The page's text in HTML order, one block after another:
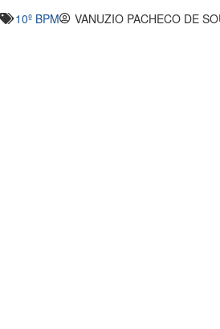
10º BPM VANUZIO PACHECO DE